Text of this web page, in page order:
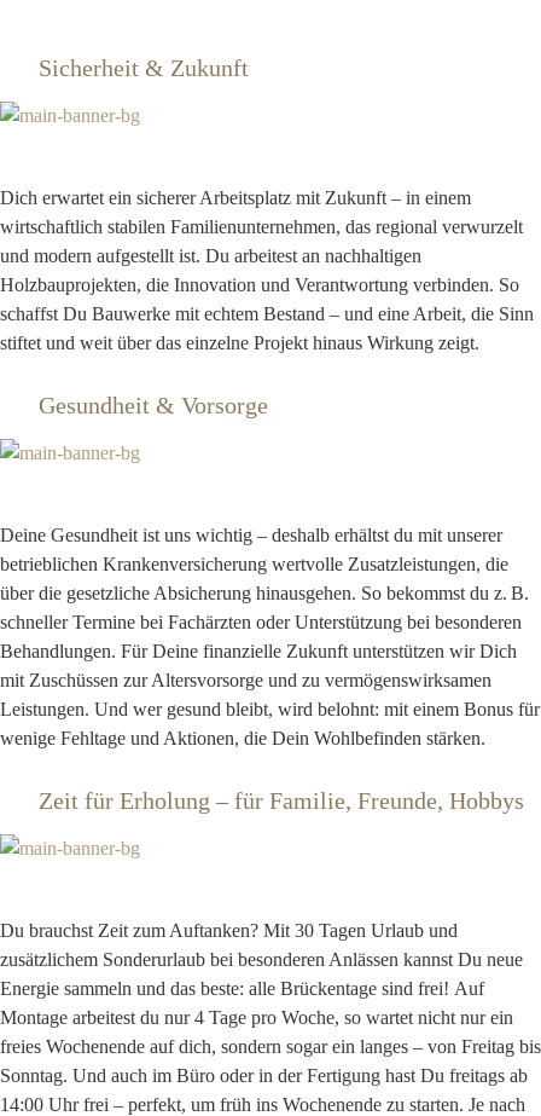
Sicherheit & Zukunft
Dich erwartet ein sicherer Arbeitsplatz mit Zukunft – in einem
wirtschaftlich stabilen Familienunternehmen, das regional verwurzelt
und modern aufgestellt ist. Du arbeitest an nachhaltigen
Holzbauprojekten, die Innovation und Verantwortung verbinden. So
schaffst Du Bauwerke mit echtem Bestand – und eine Arbeit, die Sinn
stiftet und weit über das einzelne Projekt hinaus Wirkung zeigt.
Gesundheit & Vorsorge
Deine Gesundheit ist uns wichtig – deshalb erhältst du mit unserer
betrieblichen Krankenversicherung wertvolle Zusatzleistungen, die
über die gesetzliche Absicherung hinausgehen. So bekommst du z. B.
schneller Termine bei Fachärzten oder Unterstützung bei besonderen
Behandlungen. Für Deine finanzielle Zukunft unterstützen wir Dich
mit Zuschüssen zur Altersvorsorge und zu vermögenswirksamen
Leistungen. Und wer gesund bleibt, wird belohnt: mit einem Bonus für
wenige Fehltage und Aktionen, die Dein Wohlbefinden stärken.
Zeit für Erholung – für Familie, Freunde, Hobbys
Du brauchst Zeit zum Auftanken? Mit 30 Tagen Urlaub und
zusätzlichem Sonderurlaub bei besonderen Anlässen kannst Du neue
Energie sammeln und das beste: alle Brückentage sind frei! Auf
Montage arbeitest du nur 4 Tage pro Woche, so wartet nicht nur ein
freies Wochenende auf dich, sondern sogar ein langes – von Freitag bis
Sonntag. Und auch im Büro oder in der Fertigung hast Du freitags ab
14:00 Uhr frei – perfekt, um früh ins Wochenende zu starten. Je nach